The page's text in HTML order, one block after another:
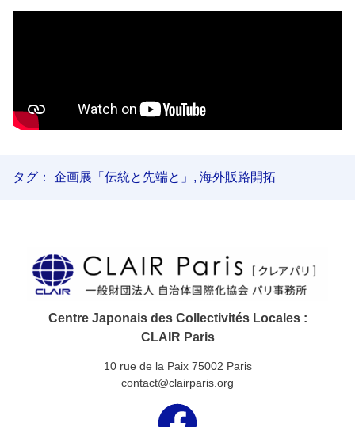
タグ： 企画展「伝統と先端と」 , 海外販路開拓
Centre Japonais des Collectivités Locales :
CLAIR Paris
10 rue de la Paix 75002 Paris
contact@clairparis.org